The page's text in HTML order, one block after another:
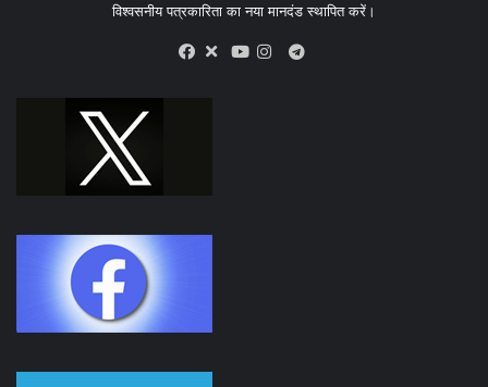
विश्वसनीय पत्रकारिता का नया मानदंड स्थापित करें।
X
Telegram